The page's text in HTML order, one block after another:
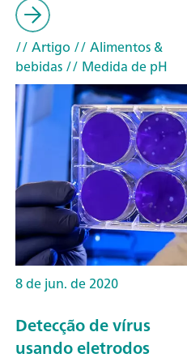
// Artigo // Alimentos &
bebidas// Medida de pH
8 de jun. de 2020
Detecção de vírus
usando eletrodos